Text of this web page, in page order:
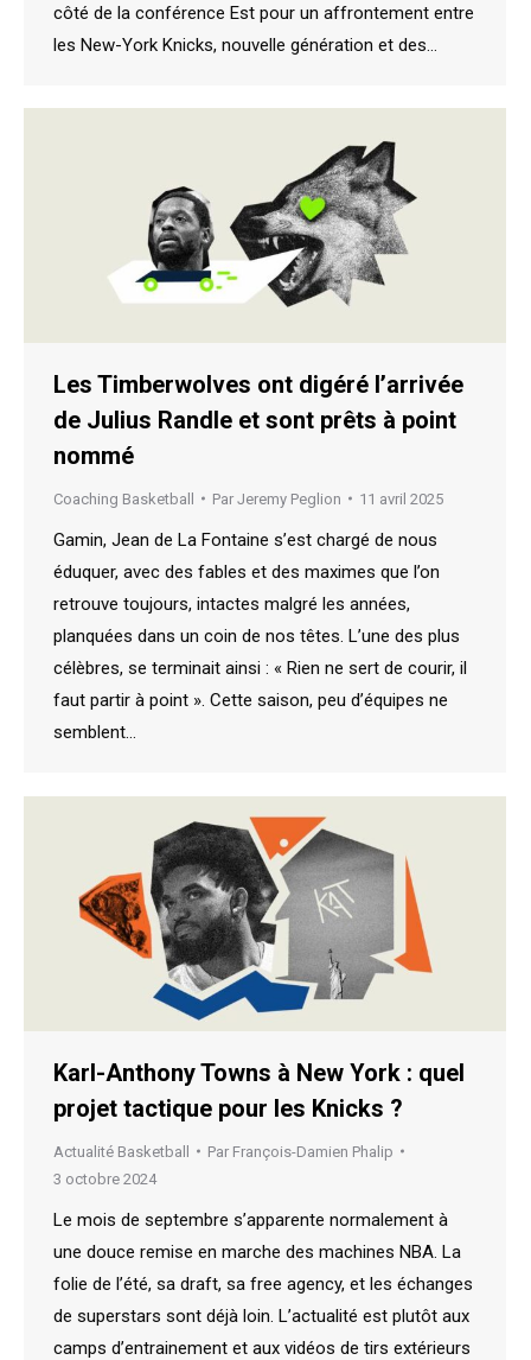
côté de la conférence Est pour un affrontement entre
les New-York Knicks, nouvelle génération et des…
Les Timberwolves ont digéré l’arrivée
de Julius Randle et sont prêts à point
nommé
Coaching Basketball Par Jeremy Peglion 11 avril 2025
Gamin, Jean de La Fontaine s’est chargé de nous
éduquer, avec des fables et des maximes que l’on
retrouve toujours, intactes malgré les années,
planquées dans un coin de nos têtes. L’une des plus
célèbres, se terminait ainsi : « Rien ne sert de courir, il
faut partir à point ». Cette saison, peu d’équipes ne
semblent…
Karl-Anthony Towns à New York : quel
projet tactique pour les Knicks ?
Actualité Basketball Par François-Damien Phalip
3 octobre 2024
Le mois de septembre s’apparente normalement à
une douce remise en marche des machines NBA. La
folie de l’été, sa draft, sa free agency, et les échanges
de superstars sont déjà loin. L’actualité est plutôt aux
camps d’entrainement et aux vidéos de tirs extérieurs